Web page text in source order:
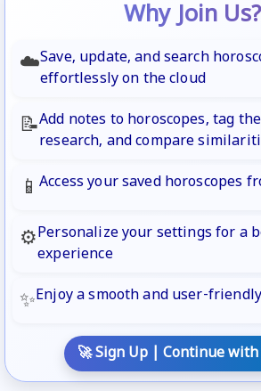
Why Join Us?
☁️Save, update, and search
effortlessly on the cloud
📝Add notes to horoscopes, tag
research, and compare
📱Access your saved horoscopes
⚙️Personalize your settings for a
experience
✨Enjoy a smooth and user-
🚀 Sign Up | Continue with